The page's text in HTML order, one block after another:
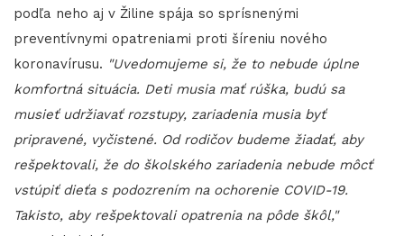
podľa neho aj v Žiline spája so sprísnenými
preventívnymi opatreniami proti šíreniu nového
koronavírusu. "Uvedomujeme si, že to nebude úplne
komfortná situácia. Deti musia mať rúška, budú sa
musieť udržiavať rozstupy, zariadenia musia byť
pripravené, vyčistené. Od rodičov budeme žiadať, aby
rešpektovali, že do školského zariadenia nebude môcť
vstúpiť dieťa s podozrením na ochorenie COVID-19.
Takisto, aby rešpektovali opatrenia na pôde škôl,"